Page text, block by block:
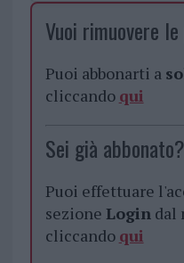
Vuoi rimuovere
Puoi abbonarti a
cliccando qui
Sei già abbonato?
Puoi effettuare
sezione Logindal
cliccando qui